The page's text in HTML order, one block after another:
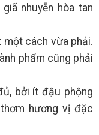
nhuyễn hòa tan
một cách vừa phải.
phẩm cũng phải
bởi ít đậu phộng
hương vị đặc